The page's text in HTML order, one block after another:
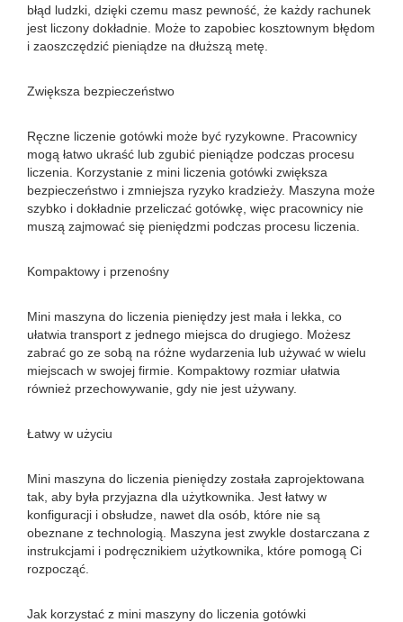
błąd ludzki, dzięki czemu masz pewność, że każdy rachunek
jest liczony dokładnie. Może to zapobiec kosztownym błędom
i zaoszczędzić pieniądze na dłuższą metę.
Zwiększa bezpieczeństwo
Ręczne liczenie gotówki może być ryzykowne. Pracownicy
mogą łatwo ukraść lub zgubić pieniądze podczas procesu
liczenia. Korzystanie z mini liczenia gotówki zwiększa
bezpieczeństwo i zmniejsza ryzyko kradzieży. Maszyna może
szybko i dokładnie przeliczać gotówkę, więc pracownicy nie
muszą zajmować się pieniędzmi podczas procesu liczenia.
Kompaktowy i przenośny
Mini maszyna do liczenia pieniędzy jest mała i lekka, co
ułatwia transport z jednego miejsca do drugiego. Możesz
zabrać go ze sobą na różne wydarzenia lub używać w wielu
miejscach w swojej firmie. Kompaktowy rozmiar ułatwia
również przechowywanie, gdy nie jest używany.
Łatwy w użyciu
Mini maszyna do liczenia pieniędzy została zaprojektowana
tak, aby była przyjazna dla użytkownika. Jest łatwy w
konfiguracji i obsłudze, nawet dla osób, które nie są
obeznane z technologią. Maszyna jest zwykle dostarczana z
instrukcjami i podręcznikiem użytkownika, które pomogą Ci
rozpocząć.
Jak korzystać z mini maszyny do liczenia gotówki